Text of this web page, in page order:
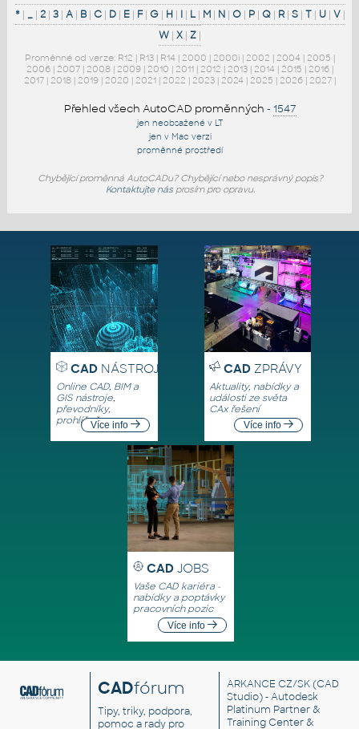
*| _| 2| 3| A| B| C| D| E| F| G| H| I| L| M| N| O| P| Q| R| S| T| U| V|
W | X | Z |
Proměnné od verze: R12 | R13 | R14 | 2000 | 2000i | 2002 | 2004 | 2005 |
2006 | 2007 | 2008 | 2009 | 2010 | 2011 | 2012 | 2013 | 2014 | 2015 | 2016 |
2017 | 2018 | 2019 | 2020 | 2021 | 2022 | 2023 | 2024 | 2025 | 2026 | 2027 |
Přehled všech AutoCAD proměnných - 1547
jen neobsažené v LT
jen v Mac verzi
proměnné prostředí
Chybějící proměnná AutoCADu? Chybějící nebo nesprávný popis?
Kontaktujte násprosím pro opravu.
CADNÁSTROJE
Online CAD, BIM a
GIS nástroje,
převodníky,
prohlížečeVíce info
CADZPRÁVY
Aktuality, nabídky a
události ze světa
CAx řešení
Více info
CAD JOBS
Vaše CAD kariéra -
nabídky a poptávky
pracovních pozic
Více info
CADfórum
Tipy, triky, podpora,
pomoc a rady pro
ARKANCE CZ/SK(CAD
Studio) - Autodesk
Platinum Partner &
Training Center &